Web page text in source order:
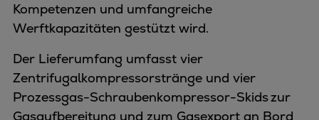
Kompetenzen und umfangreiche
Werftkapazitäten gestützt wird.
Der Lieferumfang umfasst vier
Zentrifugalkompressorstränge und vier
Prozessgas-Schraubenkompressor-Skidszur
Gasaufbereitung und zum Gasexport an Bord